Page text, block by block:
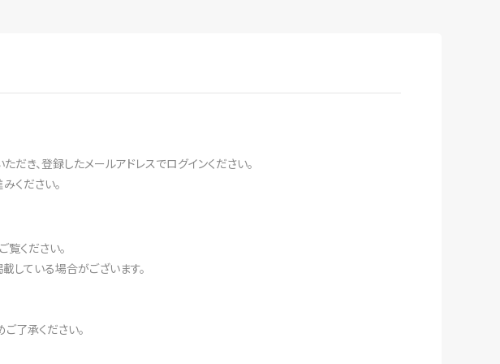
き、登録したメールアドレスでログインください。
ください。
ください。
している場合がございます。
了承ください。